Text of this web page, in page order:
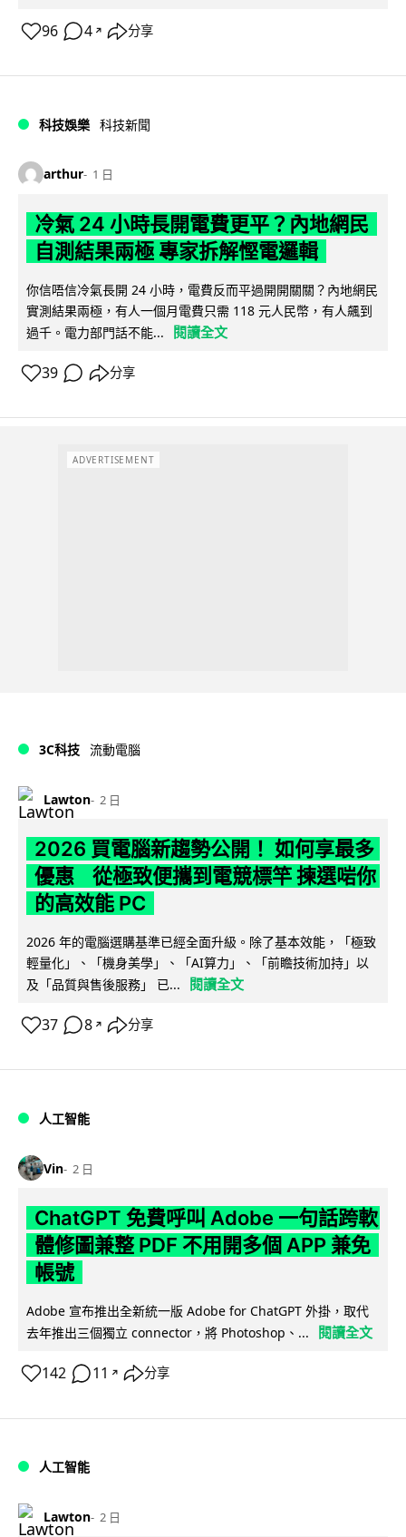
96 4 ↗ 分享
科技娛樂 科技新聞
arthur 1 日
冷氣 24 小時長開電費更平？內地網民
自測結果兩極 專家拆解慳電邏輯
你信唔信冷氣長開 24 小時，電費反而平過開開關關？內地網民
實測結果兩極，有人一個月電費只需 118 元人民幣，有人飆到
過千。電力部門話不能...
閱讀全文
39 分享
ADVERTISEMENT
3C科技 流動電腦
Lawton 2 日
2026 買電腦新趨勢公開！ 如何享最多
優惠 從極致便攜到電競標竿 揀選啱你
的高效能 PC
2026 年的電腦選購基準已經全面升級。除了基本效能，「極致
輕量化」、「機身美學」、「AI算力」、「前瞻技術加持」以
及「品質與售後服務」 已...
閱讀全文
37 8 ↗ 分享
人工智能
Vin 2 日
ChatGPT 免費呼叫 Adobe 一句話跨軟
體修圖兼整 PDF 不用開多個 APP 兼免
帳號
Adobe 宣布推出全新統一版 Adobe for ChatGPT 外掛，取代
去年推出三個獨立 connector，將 Photoshop、...
閱讀全文
142 11 ↗ 分享
人工智能
Lawton 2 日